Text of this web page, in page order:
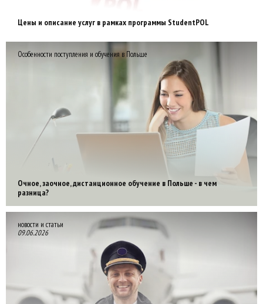
Цены и описание услуг в рамках программы StudentPOL
Особенности поступления и обучения в Польше
Очное, заочное, дистанционное обучение в Польше - в чем
разница?
новости и статьи
09.06.2026